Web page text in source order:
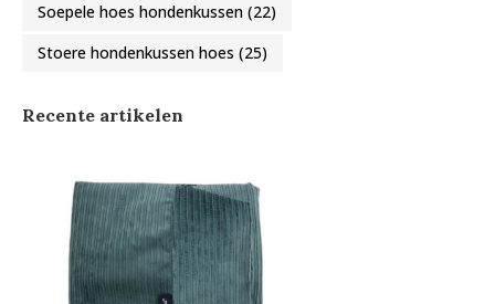
Soepele hoes hondenkussen (22)
Stoere hondenkussen hoes (25)
Recente artikelen